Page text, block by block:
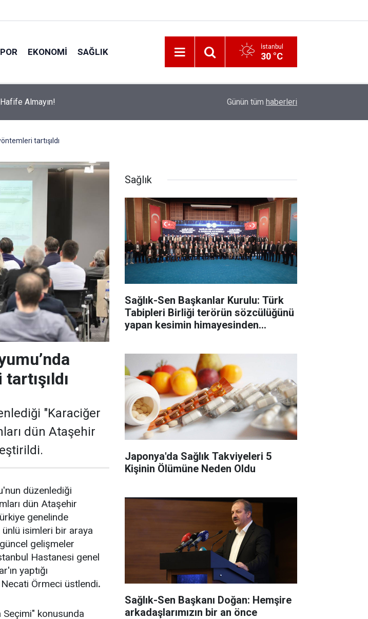
EKONOMI SAĞLIK İstanbul
30 °C
Almayın! İzmir 112’de Kan Donduran İddialar!
Günün tüm haberleri
tartışıldı
"Karaciğer
dün Ataşehir
düzenlediği
dün Ataşehir
genelinde
isimleri bir araya
gelişmeler
Hastanesi genel
yaptığı
Örmeci üstlendi.
konusunda
Sağlık
Sağlık-Sen Başkanlar Kurulu: Türk
Tabipleri Birliği terörün sözcülüğünü
yapan kesimin himayesinden
Japonya'da Sağlık Takviyeleri 5
Kişinin Ölümüne Neden Oldu
Sağlık-Sen Başkanı Doğan: Hemşire
arkadaşlarımızın bir an önce